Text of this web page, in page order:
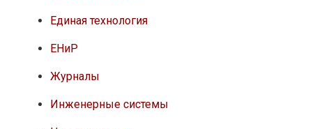
Единая технология
ЕНиР
Журналы
Инженерные системы